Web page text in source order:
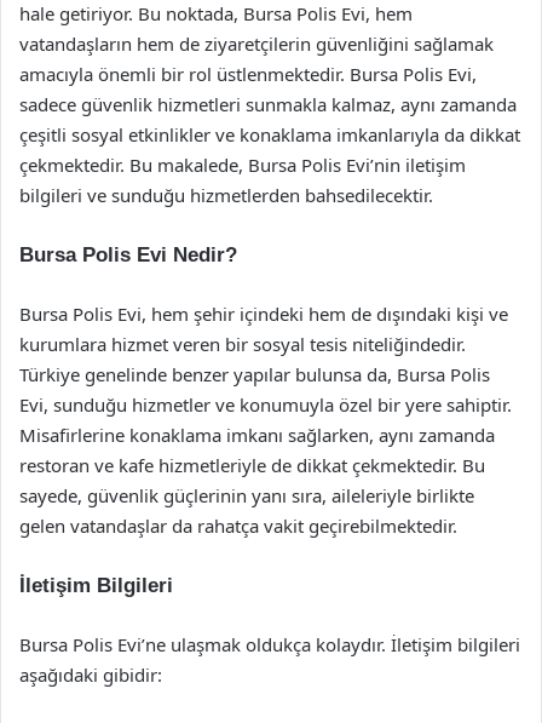
hale getiriyor. Bu noktada, Bursa Polis Evi, hem
vatandaşların hem de ziyaretçilerin güvenliğini sağlamak
amacıyla önemli bir rol üstlenmektedir. Bursa Polis Evi,
sadece güvenlik hizmetleri sunmakla kalmaz, aynı zamanda
çeşitli sosyal etkinlikler ve konaklama imkanlarıyla da dikkat
çekmektedir. Bu makalede, Bursa Polis Evi’nin iletişim
bilgileri ve sunduğu hizmetlerden bahsedilecektir.
Bursa Polis Evi Nedir?
Bursa Polis Evi, hem şehir içindeki hem de dışındaki kişi ve
kurumlara hizmet veren bir sosyal tesis niteliğindedir.
Türkiye genelinde benzer yapılar bulunsa da, Bursa Polis
Evi, sunduğu hizmetler ve konumuyla özel bir yere sahiptir.
Misafirlerine konaklama imkanı sağlarken, aynı zamanda
restoran ve kafe hizmetleriyle de dikkat çekmektedir. Bu
sayede, güvenlik güçlerinin yanı sıra, aileleriyle birlikte
gelen vatandaşlar da rahatça vakit geçirebilmektedir.
İletişim Bilgileri
Bursa Polis Evi’ne ulaşmak oldukça kolaydır. İletişim bilgileri
aşağıdaki gibidir: